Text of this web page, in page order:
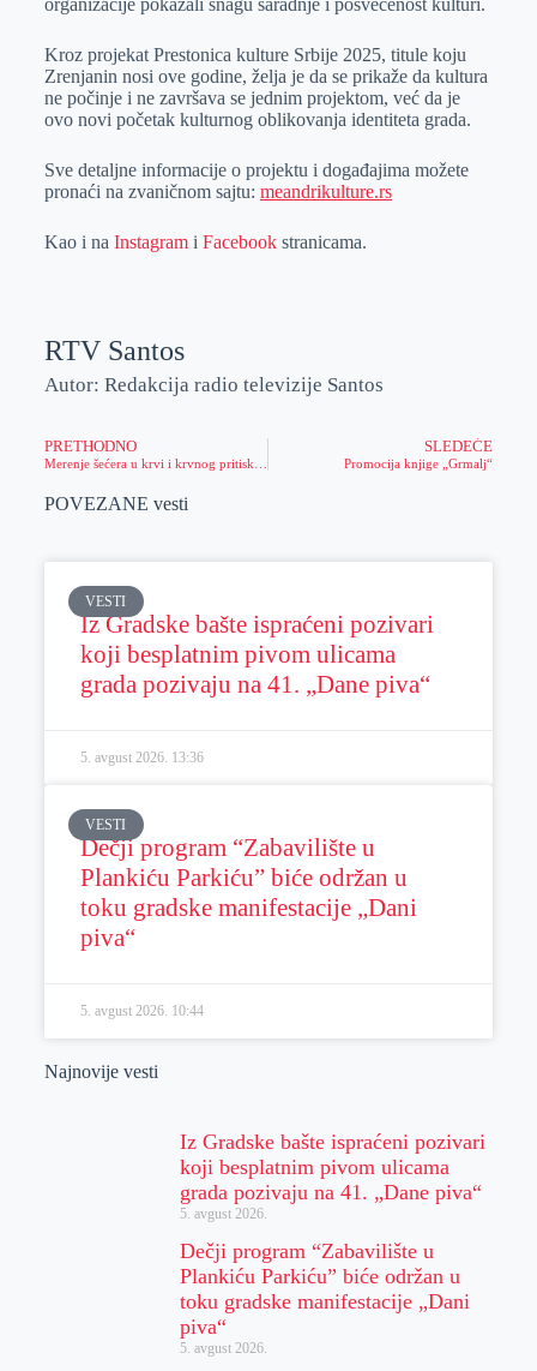
organizacije pokazali snagu saradnje i posvećenost kulturi.
Kroz projekat Prestonica kulture Srbije 2025, titule koju
Zrenjanin nosi ove godine, želja je da se prikaže da kultura
ne počinje i ne završava se jednim projektom, već da je
ovo novi početak kulturnog oblikovanja identiteta grada.
Sve detaljne informacije o projektu i događajima možete
pronaći na zvaničnom sajtu: meandrikulture.rs
Kao i na Instagrami Facebookstranicama.
RTV Santos
Autor: Redakcija radio televizije Santos
PRETHODNO SLEDEĆE
Promocija knjige „Grmalj“
POVEZANE vesti
VESTI
Iz Gradske bašte ispraćeni pozivari
koji besplatnim pivom ulicama
grada pozivaju na 41. „Dane piva“
5. avgust 2026. 13:36
VESTI
Dečji program “Zabavilište u
Plankiću Parkiću” biće održan u
toku gradske manifestacije „Dani
piva“
5. avgust 2026. 10:44
Najnovije vesti
Iz Gradske bašte ispraćeni pozivari
koji besplatnim pivom ulicama
grada pozivaju na 41. „Dane piva“
5. avgust 2026.
Dečji program “Zabavilište u
Plankiću Parkiću” biće održan u
toku gradske manifestacije „Dani
piva“
5. avgust 2026.